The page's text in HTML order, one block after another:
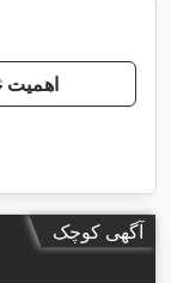
اهمیت
آگهی کوچک